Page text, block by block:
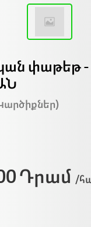
փաթեթ -
Դրամ /